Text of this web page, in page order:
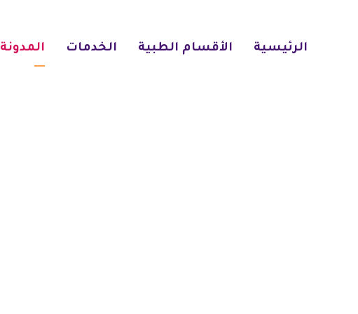
الرئيسية الأقسام الطبية الخدمات المدونة